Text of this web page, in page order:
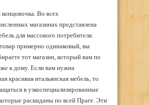
Во всех
магазинах представлена
для массового потребителя.
примерно одинаковый, вы
тот магазин, который вам по
к дому. Если вам нужна
красивая итальянская мебель, то
в узкоспециализированные
раскиданы по всей Праге. Эти